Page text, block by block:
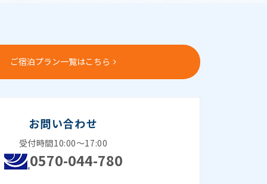
ご宿泊プラン一覧はこちら
お問い合わせ
受付時間10:00～17:00
0570-044-780